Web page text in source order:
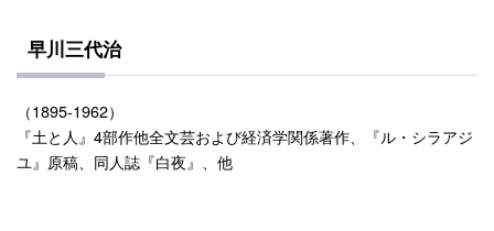
早川三代治
（1895-1962）
『土と人』4部作他全文芸および経済学関係著作、『ル・シラアジ
ユ』原稿、同人誌『白夜』、他